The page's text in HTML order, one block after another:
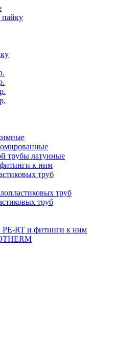
трубы латунные
к ним
труб
труб
труб
RT и фитинги к ним